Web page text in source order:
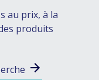
au prix, à la
produits